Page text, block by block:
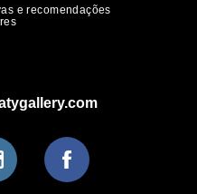
e recomendações